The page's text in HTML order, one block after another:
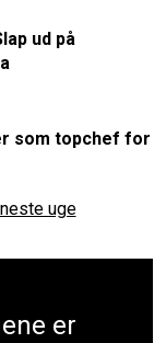
ud på
som topchef for
uge
er